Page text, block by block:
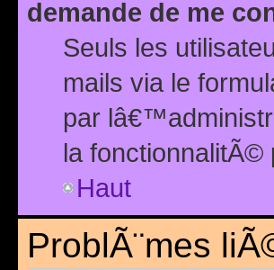
demande de me
Seuls les
mails via le
par
la
Haut
ProblÃ¨mes